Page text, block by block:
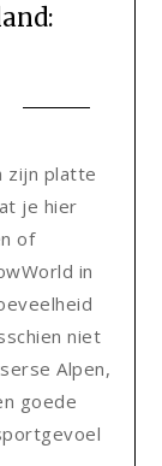
zijn platte
je hier
of
in
niet
Alpen,
goede